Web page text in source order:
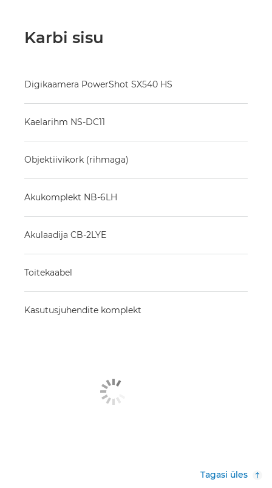
Karbi sisu
Digikaamera PowerShot SX540 HS
Kaelarihm NS-DC11
Objektiivikork (rihmaga)
Akukomplekt NB-6LH
Akulaadija CB-2LYE
Toitekaabel
Kasutusjuhendite komplekt
Tagasi üles